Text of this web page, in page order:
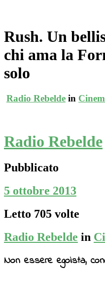
Rush. Un
chi ama la
solo
Radio Rebelde in
Radio Rebelde
Pubblicato
5 ottobre 2013
Letto 705 volte
Radio Rebelde in
Non essere egoista,